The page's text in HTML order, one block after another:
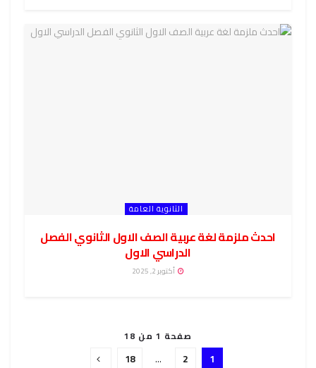
الثانوية العامة
احدث ملزمة لغة عربية الصف الاول الثانوي الفصل
الدراسي الاول
أكتوبر 2, 2025
صفحة 1 من 18
1
2
…
18